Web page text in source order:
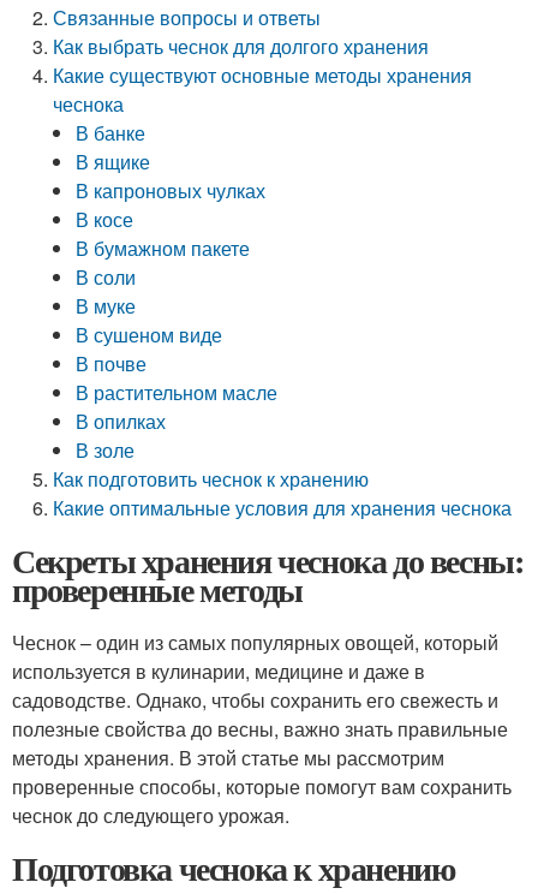
Связанные вопросы и ответы
Как выбрать чеснок для долгого хранения
Какие существуют основные методы хранения
чеснока
В банке
В ящике
В капроновых чулках
В косе
В бумажном пакете
В соли
В муке
В сушеном виде
В почве
В растительном масле
В опилках
В золе
Как подготовить чеснок к хранению
Какие оптимальные условия для хранения чеснока
Секреты хранения чеснока до весны:
проверенные методы
Чеснок – один из самых популярных овощей, который
используется в кулинарии, медицине и даже в
садоводстве. Однако, чтобы сохранить его свежесть и
полезные свойства до весны, важно знать правильные
методы хранения. В этой статье мы рассмотрим
проверенные способы, которые помогут вам сохранить
чеснок до следующего урожая.
Подготовка чеснока к хранению